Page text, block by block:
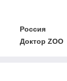
Россия
Доктор ZOO